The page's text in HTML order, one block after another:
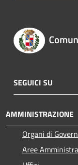
SEGUICI SU
AMMINISTRAZIONE
Organi di
Aree